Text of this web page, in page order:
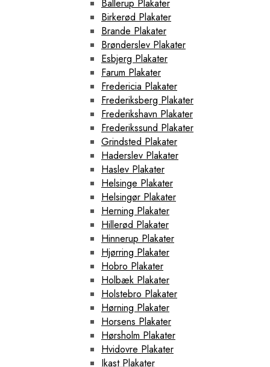
Ballerup Plakater
Birkerød Plakater
Brande Plakater
Brønderslev Plakater
Esbjerg Plakater
Farum Plakater
Fredericia Plakater
Frederiksberg Plakater
Frederikshavn Plakater
Frederikssund Plakater
Grindsted Plakater
Haderslev Plakater
Haslev Plakater
Helsinge Plakater
Helsingør Plakater
Herning Plakater
Hillerød Plakater
Hinnerup Plakater
Hjørring Plakater
Hobro Plakater
Holbæk Plakater
Holstebro Plakater
Hørning Plakater
Horsens Plakater
Hørsholm Plakater
Hvidovre Plakater
Ikast Plakater